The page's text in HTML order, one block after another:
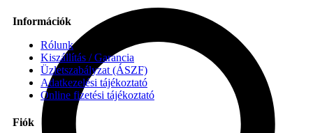
Információk
Rólunk
Kiszállítás / Garancia
Üzletszabályzat (ÁSZF)
Adatkezelési tájékoztató
Online fizetési tájékoztató
Fiók